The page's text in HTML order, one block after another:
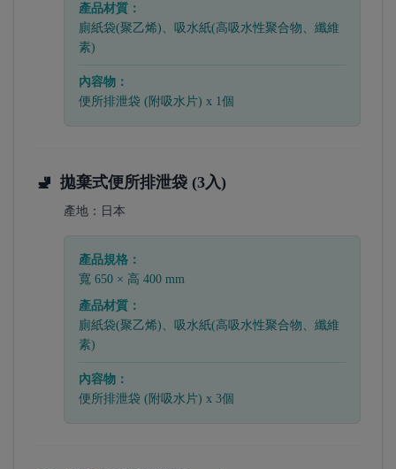
產品材質：
廁紙袋(聚乙烯)、吸水紙(高吸水性聚合物、纖維
素)
內容物：
便所排泄袋 (附吸水片) x 1個
🚽 拋棄式便所排泄袋 (3入)
產地： 日本
產品規格：
寬 650 × 高 400 mm
產品材質：
廁紙袋(聚乙烯)、吸水紙(高吸水性聚合物、纖維
素)
內容物：
便所排泄袋 (附吸水片) x 3個